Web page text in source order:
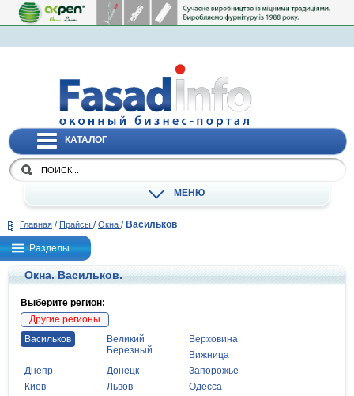
КАТАЛОГ
МЕНЮ
Главная / Прайсы / Окна / Васильков
Разделы
Окна. Васильков.
Выберите регион:
Другие регионы
Васильков
Великий
Березный
Верховина
Вижница
Днепр
Донецк
Запорожье
Киев
Львов
Одесса